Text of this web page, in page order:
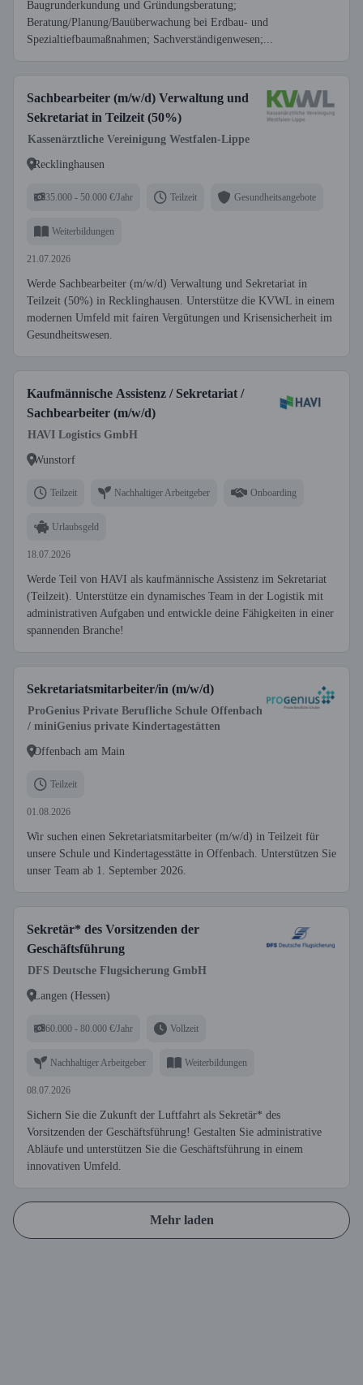
Baugrunderkundung und Gründungsberatung;
Beratung/Planung/Bauüberwachung bei Erdbau- und
Spezialtiefbaumaßnahmen; Sachverständigenwesen;...
Sachbearbeiter (m/w/d) Verwaltung und
Sekretariat in Teilzeit (50%)
Kassenärztliche Vereinigung Westfalen-Lippe
Recklinghausen
35.000 - 50.000 €/Jahr Teilzeit Gesundheitsangebote
Weiterbildungen
21.07.2026
Werde Sachbearbeiter (m/w/d) Verwaltung und Sekretariat in
Teilzeit (50%) in Recklinghausen. Unterstütze die KVWL in einem
modernen Umfeld mit fairen Vergütungen und Krisensicherheit im
Gesundheitswesen.
Kaufmännische Assistenz / Sekretariat /
Sachbearbeiter (m/w/d)
HAVI Logistics GmbH
Wunstorf
Teilzeit Nachhaltiger Arbeitgeber Onboarding
Urlaubsgeld
18.07.2026
Werde Teil von HAVI als kaufmännische Assistenz im Sekretariat
(Teilzeit). Unterstütze ein dynamisches Team in der Logistik mit
administrativen Aufgaben und entwickle deine Fähigkeiten in einer
spannenden Branche!
Sekretariatsmitarbeiter/in (m/w/d)
ProGenius Private Berufliche Schule Offenbach
/ miniGenius private Kindertagestätten
Offenbach am Main
Teilzeit
01.08.2026
Wir suchen einen Sekretariatsmitarbeiter (m/w/d) in Teilzeit für
unsere Schule und Kindertagesstätte in Offenbach. Unterstützen Sie
unser Team ab 1. September 2026.
Sekretär* des Vorsitzenden der
Geschäftsführung
DFS Deutsche Flugsicherung GmbH
Langen (Hessen)
60.000 - 80.000 €/Jahr Vollzeit
Nachhaltiger Arbeitgeber Weiterbildungen
08.07.2026
Sichern Sie die Zukunft der Luftfahrt als Sekretär* des
Vorsitzenden der Geschäftsführung! Gestalten Sie administrative
Abläufe und unterstützen Sie die Geschäftsführung in einem
innovativen Umfeld.
Mehr laden